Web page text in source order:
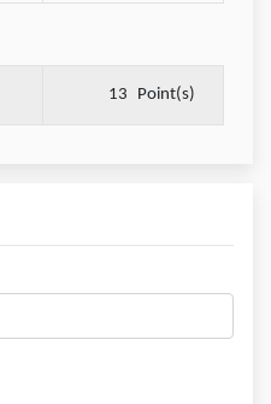
13 Point(s)